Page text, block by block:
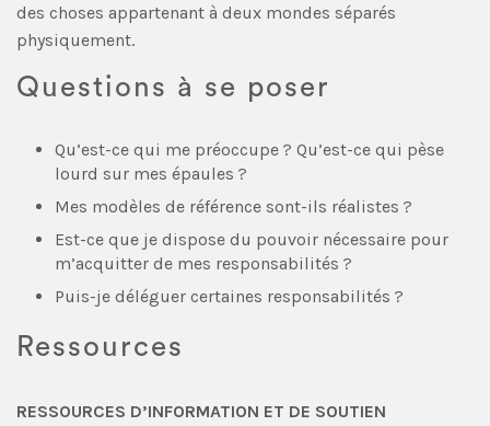
des choses appartenant à deux mondes séparés
physiquement.
Questions à se poser
Qu’est-ce qui me préoccupe ? Qu’est-ce qui pèse
lourd sur mes épaules ?
Mes modèles de référence sont-ils réalistes ?
Est-ce que je dispose du pouvoir nécessaire pour
m’acquitter de mes responsabilités ?
Puis-je déléguer certaines responsabilités ?
Ressources
RESSOURCES D’INFORMATION ET DE SOUTIEN